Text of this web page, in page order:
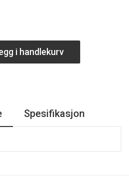
i handlekurv
Spesifikasjon